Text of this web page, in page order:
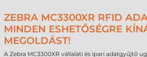
ZEBRA MC3300XR RFID
MINDEN ESHETŐSÉGRE
MEGOLDÁST!
A Zebra MC3300XR vállalati és ipari adatgyűjtő